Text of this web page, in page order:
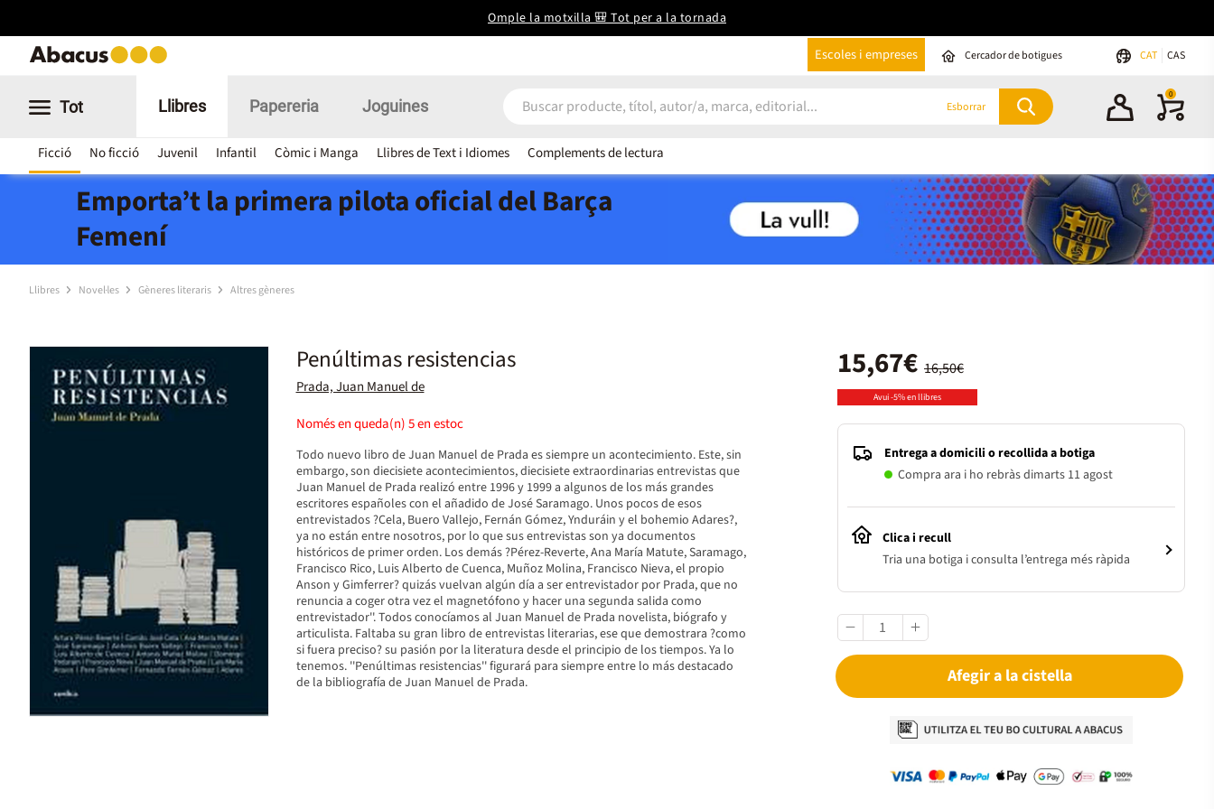
Omple la motxilla 🎒 Tot per a la tornada
Escoles i empreses Cercador de botigues CAT CAS
Tot Llibres
Ficció No ficció Juvenil Infantil Còmic i Manga Llibres de Text i Idiomes Complements de lectura
Papereria Joguines Esborrar
0
Emporta’t la primera pilota oficial del Barça
Femení
Llibres Novel·les Gèneres literaris Altres gèneres
Penúltimas resistencias
Prada, Juan Manuel de
Només en queda(n)5en estoc
Todo nuevo libro de Juan Manuel de Prada es siempre un acontecimiento. Este, sin
embargo, son diecisiete acontecimientos, diecisiete extraordinarias entrevistas que
Juan Manuel de Prada realizó entre 1996 y 1999 a algunos de los más grandes
escritores españoles con el añadido de José Saramago. Unos pocos de esos
entrevistados ?Cela, Buero Vallejo, Fernán Gómez, Ynduráin y el bohemio Adares?,
ya no están entre nosotros, por lo que sus entrevistas son ya documentos
históricos de primer orden. Los demás ?Pérez-Reverte, Ana María Matute, Saramago,
Francisco Rico, Luis Alberto de Cuenca, Muñoz Molina, Francisco Nieva, el propio
Anson y Gimferrer? quizás vuelvan algún día a ser entrevistador por Prada, que no
renuncia a coger otra vez el magnetófono y hacer una segunda salida como
entrevistador''. Todos conocíamos al Juan Manuel de Prada novelista, biógrafo y
articulista. Faltaba su gran libro de entrevistas literarias, ese que demostrara ?como
si fuera preciso? su pasión por la literatura desde el principio de los tiempos. Ya lo
tenemos. ''Penúltimas resistencias'' figurará para siempre entre lo más destacado
de la bibliografía de Juan Manuel de Prada.
16,50€
15,67€
Avui -5% en llibres
Entrega a domicili o recollida a botiga
Compra ara i ho rebràs dimarts 11 agost
Clica i recull
Tria una botiga i consulta l’entrega més ràpida
Afegir a la cistella